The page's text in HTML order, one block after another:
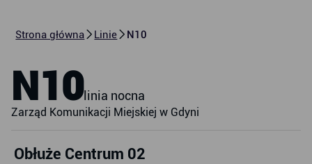
Strona główna Linie N10
N10linia nocna
Zarząd Komunikacji Miejskiej w Gdyni
Obłuże Centrum 02